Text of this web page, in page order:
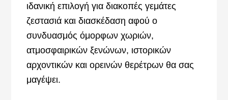
ιδανική επιλογή για διακοπές γεμάτες
ζεστασιά και διασκέδαση αφού ο
συνδυασμός όμορφων χωριών,
ατμοσφαιρικών ξενώνων, ιστορικών
αρχοντικών και ορεινών θερέτρων θα σας
μαγέψει.